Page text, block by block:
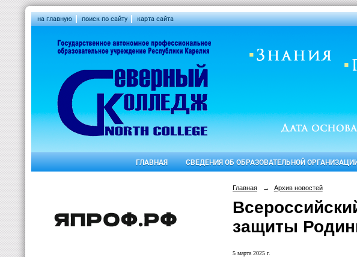
на главную поиск по сайту карта сайта
ГЛАВНАЯ СВЕДЕНИЯ ОБ ОБРАЗОВАТЕЛЬНОЙ ОРГАНИЗАЦИИ
Главная → Архив новостей
защиты
5 марта 2025 г.